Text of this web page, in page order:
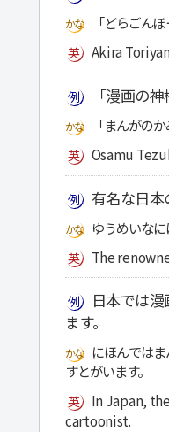
「どらごん
Akira
「漫画の
「まんがの
Osamu
有名な日
ゆうめいな
The
日本では
ます。
にほんでは
すとがいます。
In Japan,
cartoonist.